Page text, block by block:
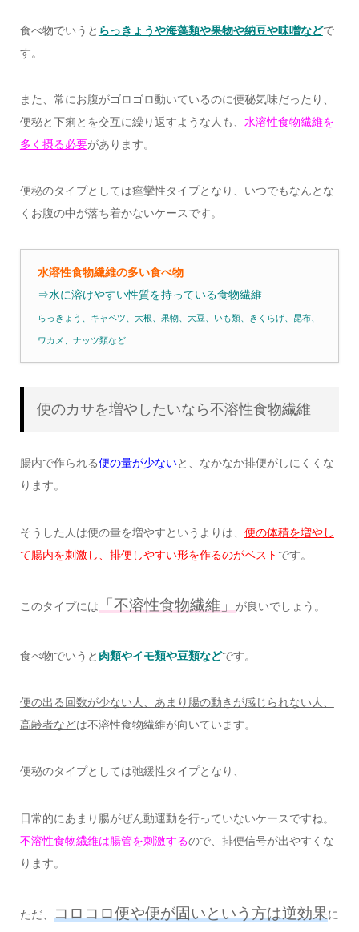
食べ物でいうと らっきょうや海藻類や果物や納豆や味噌などで
す。
また、常にお腹がゴロゴロ動いているのに便秘気味だったり、
便秘と下痢とを交互に繰り返すような人も、 水溶性食物繊維を
多く摂る必要があります。
便秘のタイプとしては痙攣性タイプとなり、いつでもなんとな
くお腹の中が落ち着かないケースです。
水溶性食物繊維の多い食べ物
⇒水に溶けやすい性質を持っている食物繊維
らっきょう、キャベツ、大根、果物、大豆、いも類、きくらげ、昆布、
ワカメ、ナッツ類など
便のカサを増やしたいなら不溶性食物繊維
腸内で作られる便の量が少ないと、なかなか排便がしにくくな
ります。
そうした人は便の量を増やすというよりは、 便の体積を増やし
て腸内を刺激し、排便しやすい形を作るのがベスト です。
このタイプには 「不溶性食物繊維」 が良いでしょう。
食べ物でいうと 肉類やイモ類や豆類などです。
便の出る回数が少ない人、あまり腸の動きが感じられない人、
高齢者などは不溶性食物繊維が向いています。
便秘のタイプとしては弛緩性タイプとなり、
日常的にあまり腸がぜん動運動を行っていないケースですね。
不溶性食物繊維は腸管を刺激するので、排便信号が出やすくな
ります。
ただ、 コロコロ便や便が固いという方は逆効果に